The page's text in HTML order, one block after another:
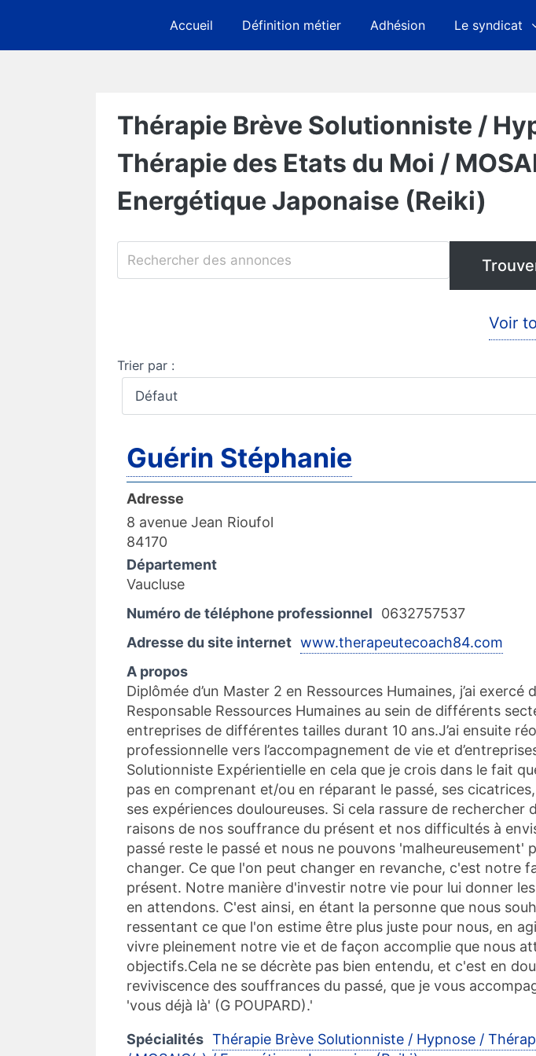
content
Accueil Définition métier Adhésion Le syndicat
Thérapie Brève Solutionniste /
Thérapie des Etats du Moi /
Energétique Japonaise (Reiki)
Voir
Trier par :
Guérin Stéphanie
Adresse
8 avenue Jean Rioufol
84170
Département
Vaucluse
Numéro de téléphone professionnel
0632757537
Adresse du site internet www.therapeutecoach84.com
A propos
Diplômée d’un Master 2 en Ressources Humaines, j’ai
Responsable Ressources Humaines au sein de différents
entreprises de différentes tailles durant 10 ans.J’ai ensuite
professionnelle vers l’accompagnement de vie et
Solutionniste Expérientielle en cela que je crois dans le fait
pas en comprenant et/ou en réparant le passé, ses
ses expériences douloureuses. Si cela rassure de rechercher
raisons de nos souffrance du présent et nos difficultés à
passé reste le passé et nous ne pouvons 'malheureusement'
changer. Ce que l'on peut changer en revanche, c'est notre
présent. Notre manière d'investir notre vie pour lui donner
en attendons. C'est ainsi, en étant la personne que nous
ressentant ce que l'on estime être plus juste pour nous, en
vivre pleinement notre vie et de façon accomplie que nous
objectifs.Cela ne se décrète pas bien entendu, et c'est en
reviviscence des souffrances du passé, que je vous
'vous déjà là' (G POUPARD).'
Spécialités Thérapie Brève Solutionniste / Hypnose /